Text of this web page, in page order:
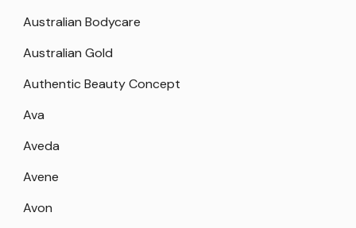
Australian Bodycare
Australian Gold
Authentic Beauty Concept
Ava
Aveda
Avene
Avon